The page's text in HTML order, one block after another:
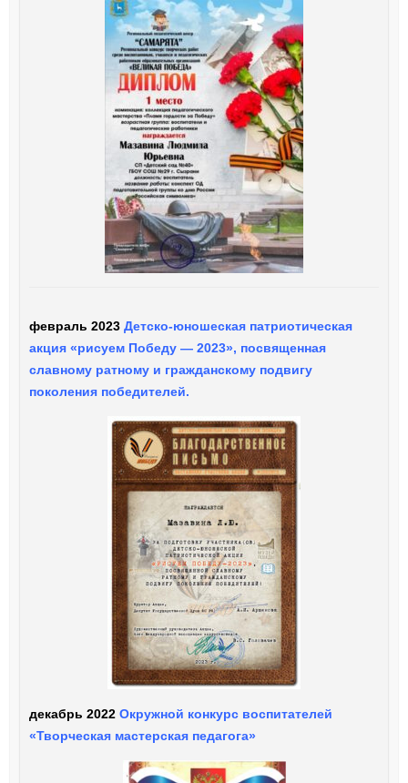
февраль 2023 Детско-юношеская патриотическая
акция «рисуем Победу — 2023», посвященная
славному ратному и гражданскому подвигу
поколения победителей.
декабрь 2022 Окружной конкурс воспитателей
«Творческая мастерская педагога»